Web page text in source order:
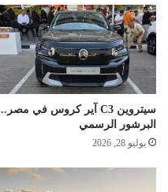
سيتروين C3 آير كروس في مصر..
البرشور الرسمي
يوليو 28, 2026